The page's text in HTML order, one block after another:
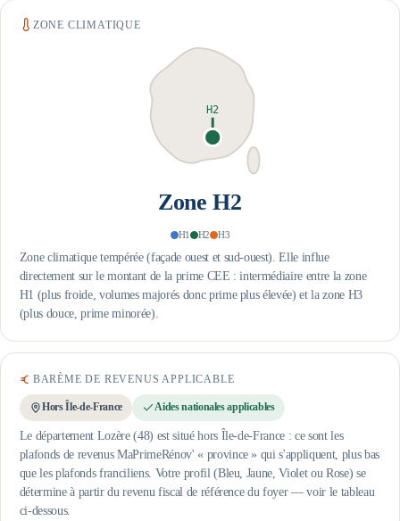
ZONE CLIMATIQUE
H2
ZoneH2
H1 H2 H3
Zone climatique tempérée (façade ouest et sud-ouest). Elle influe
directement sur le montant de la prime CEE : intermédiaire entre la zone
H1 (plus froide, volumes majorés donc prime plus élevée) et la zone H3
(plus douce, prime minorée).
BARÈME DE REVENUS APPLICABLE
Hors Île-de-France Aides nationales applicables
Le département Lozère (48) est situé hors Île-de-France : ce sont les
plafonds de revenus MaPrimeRénov' « province » qui s'appliquent, plus bas
que les plafonds franciliens. Votre profil (Bleu, Jaune, Violet ou Rose) se
détermine à partir du revenu fiscal de référence du foyer — voir le tableau
ci-dessous.